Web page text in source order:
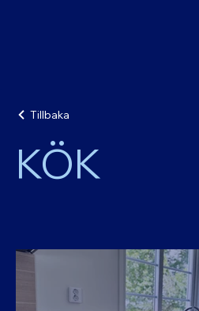
Tillbaka
KÖK